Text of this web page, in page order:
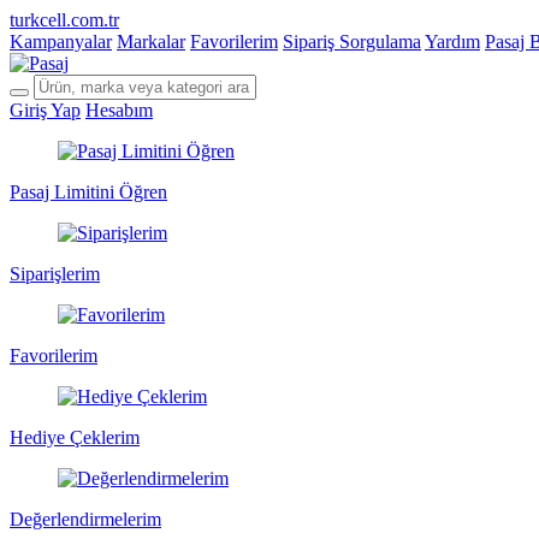
turkcell.com.tr
Kampanyalar Markalar Favorilerim Sipariş Sorgulama Yardım Pasaj
Giriş Yap Hesabım
Pasaj Limitini Öğren
Siparişlerim
Favorilerim
Hediye Çeklerim
Değerlendirmelerim